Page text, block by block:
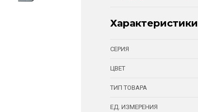
Характеристики
СЕРИЯ
ЦВЕТ
ТИП ТОВАРА
ЕД. ИЗМЕРЕНИЯ